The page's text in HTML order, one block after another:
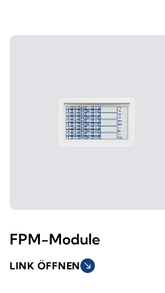
FPM-Module
LINK ÖFFNEN south_east